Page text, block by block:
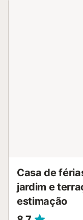
Casa de
jardim e
estimação